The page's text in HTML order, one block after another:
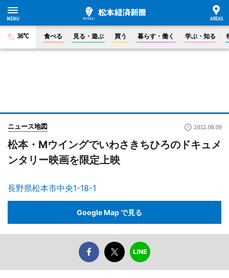
36°C 食べる 見る・遊ぶ 買う 暮らす・働く 学ぶ・知る
ニュース地図 2012.08.09
松本・Mウイングでいわさきちひろのドキュメ
ンタリー映画を限定上映
長野県松本市中央1-18-1
Google Map で見る